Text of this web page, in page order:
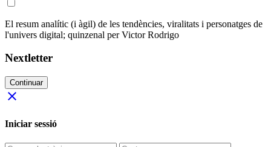
El resum analític (i àgil) de les tendències, viralitats i personatges de
l'univers digital; quinzenal per Victor Rodrigo
Nextletter
Continuar
close
Iniciar sessió